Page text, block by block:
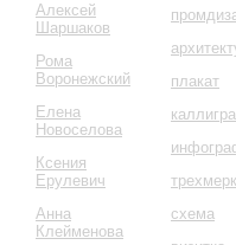
Алексей
Шаршаков
Рома
Воронежский
Елена
Новоселова
Ксения
Ерулевич
Анна
Клейменова
плакат
схема